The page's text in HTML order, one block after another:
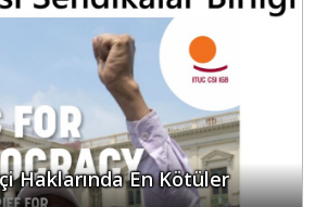
Haklarında En Kötüler